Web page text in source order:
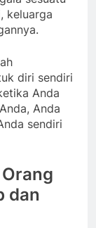
keluarga
diri sendiri
Anda
Anda
sendiri
dan